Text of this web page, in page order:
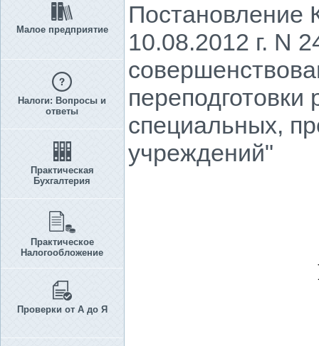
Малое предприятие
Налоги: Вопросы и
ответы
Практическая
Бухгалтерия
Практическое
Налогообложение
Проверки от А до Я
Постановление
10.08.2012 г. N
переподготовки
специальных,
учреждений"